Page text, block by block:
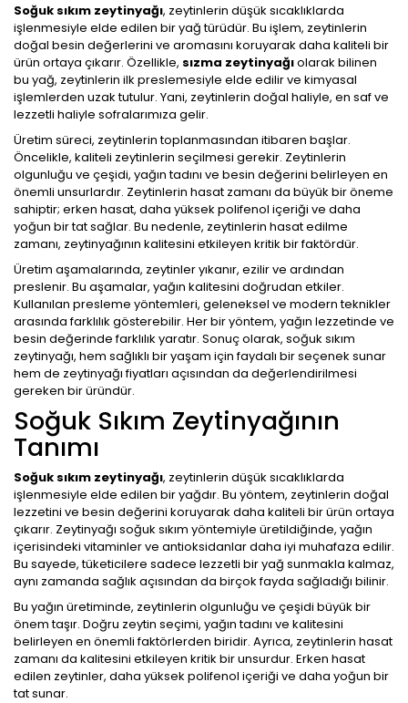
Soğuk sıkım zeytinyağı, zeytinlerin düşük sıcaklıklarda
işlenmesiyle elde edilen bir yağ türüdür. Bu işlem, zeytinlerin
doğal besin değerlerini ve aromasını koruyarak daha kaliteli bir
ürün ortaya çıkarır. Özellikle, sızma zeytinyağıolarak bilinen
bu yağ, zeytinlerin ilk preslemesiyle elde edilir ve kimyasal
işlemlerden uzak tutulur. Yani, zeytinlerin doğal haliyle, en saf ve
lezzetli haliyle sofralarımıza gelir.
Üretim süreci, zeytinlerin toplanmasından itibaren başlar.
Öncelikle, kaliteli zeytinlerin seçilmesi gerekir. Zeytinlerin
olgunluğu ve çeşidi, yağın tadını ve besin değerini belirleyen en
önemli unsurlardır. Zeytinlerin hasat zamanı da büyük bir öneme
sahiptir; erken hasat, daha yüksek polifenol içeriği ve daha
yoğun bir tat sağlar. Bu nedenle, zeytinlerin hasat edilme
zamanı, zeytinyağının kalitesini etkileyen kritik bir faktördür.
Üretim aşamalarında, zeytinler yıkanır, ezilir ve ardından
preslenir. Bu aşamalar, yağın kalitesini doğrudan etkiler.
Kullanılan presleme yöntemleri, geleneksel ve modern teknikler
arasında farklılık gösterebilir. Her bir yöntem, yağın lezzetinde ve
besin değerinde farklılık yaratır. Sonuç olarak, soğuk sıkım
zeytinyağı, hem sağlıklı bir yaşam için faydalı bir seçenek sunar
hem de zeytinyağı fiyatları açısından da değerlendirilmesi
gereken bir üründür.
Soğuk Sıkım Zeytinyağının
Tanımı
Soğuk sıkım zeytinyağı, zeytinlerin düşük sıcaklıklarda
işlenmesiyle elde edilen bir yağdır. Bu yöntem, zeytinlerin doğal
lezzetini ve besin değerini koruyarak daha kaliteli bir ürün ortaya
çıkarır. Zeytinyağı soğuk sıkım yöntemiyle üretildiğinde, yağın
içerisindeki vitaminler ve antioksidanlar daha iyi muhafaza edilir.
Bu sayede, tüketicilere sadece lezzetli bir yağ sunmakla kalmaz,
aynı zamanda sağlık açısından da birçok fayda sağladığı bilinir.
Bu yağın üretiminde, zeytinlerin olgunluğu ve çeşidi büyük bir
önem taşır. Doğru zeytin seçimi, yağın tadını ve kalitesini
belirleyen en önemli faktörlerden biridir. Ayrıca, zeytinlerin hasat
zamanı da kalitesini etkileyen kritik bir unsurdur. Erken hasat
edilen zeytinler, daha yüksek polifenol içeriği ve daha yoğun bir
tat sunar.